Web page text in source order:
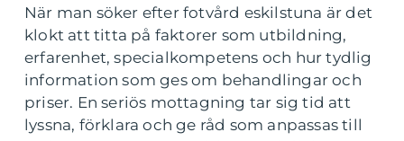
När man söker efter fotvård eskilstuna är det
klokt att titta på faktorer som utbildning,
erfarenhet, specialkompetens och hur tydlig
information som ges om behandlingar och
priser. En seriös mottagning tar sig tid att
lyssna, förklara och ge råd som anpassas till